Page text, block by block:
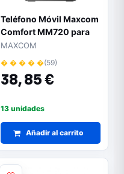
Teléfono Móvil Maxcom
Comfort MM720 para
Personas Mayores/
MAXCOM
� � � � �(59)
38,85 €
13 unidades
Añadir al carrito